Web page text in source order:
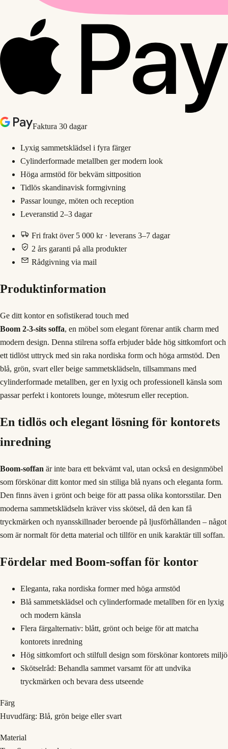
Faktura 30 dagar
Lyxig sammetsklädsel i fyra färger
Cylinderformade metallben ger modern look
Höga armstöd för bekväm sittposition
Tidlös skandinavisk formgivning
Passar lounge, möten och reception
Leveranstid 2–3 dagar
Fri frakt över 5 000 kr · leverans 3–7 dagar
2 års garanti på alla produkter
Rådgivning via mail
Produktinformation
Ge ditt kontor en sofistikerad touch med
Boom 2-3-sits soffa, en möbel som elegant förenar antik charm med
modern design. Denna stilrena soffa erbjuder både hög sittkomfort och
ett tidlöst uttryck med sin raka nordiska form och höga armstöd. Den
blå, grön, svart eller beige sammetsklädseln, tillsammans med
cylinderformade metallben, ger en lyxig och professionell känsla som
passar perfekt i kontorets lounge, mötesrum eller reception.
En tidlös och elegant lösning för kontorets
inredning
Boom-soffan är inte bara ett bekvämt val, utan också en designmöbel
som förskönar ditt kontor med sin stiliga blå nyans och eleganta form.
Den finns även i grönt och beige för att passa olika kontorsstilar. Den
moderna sammetsklädseln kräver viss skötsel, då den kan få
tryckmärken och nyansskillnader beroende på ljusförhållanden – något
som är normalt för detta material och tillför en unik karaktär till soffan.
Fördelar med Boom-soffan för kontor
Eleganta, raka nordiska former med höga armstöd
Blå sammetsklädsel och cylinderformade metallben för en lyxig
och modern känsla
Flera färgalternativ: blått, grönt och beige för att matcha
kontorets inredning
Hög sittkomfort och stilfull design som förskönar kontorets miljö
Skötselråd: Behandla sammet varsamt för att undvika
tryckmärken och bevara dess utseende
Färg
Huvudfärg: Blå, grön beige eller svart
Material